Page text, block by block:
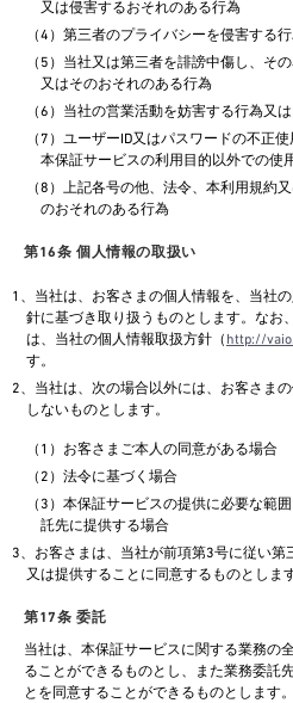
又は侵害するおそれのある行為
（4）第三者のプライバシーを侵害する
（5）当社又は第三者を誹謗中傷し、そ
又はそのおそれのある行為
（6）当社の営業活動を妨害する行為又
（7）ユーザーID又はパスワードの不正
本保証サービスの利用目的以外での使
（8）上記各号の他、法令、本利用規約
のおそれのある行為
第16条 個人情報の取扱い
1、当社は、お客さまの個人情報を、当社
針に基づき取り扱うものとします。なお
は、当社の個人情報取扱方針（ http://
す。
2、当社は、次の場合以外には、お客さま
しないものとします。
（1）お客さまご本人の同意がある場合
（2）法令に基づく場合
（3）本保証サービスの提供に必要な範
託先に提供する場合
3、お客さまは、当社が前項第3号に従い
又は提供することに同意するものとします
第17条 委託
当社は、本保証サービスに関する業務の
ることができるものとし、また業務委託
とを同意することができるものとします。